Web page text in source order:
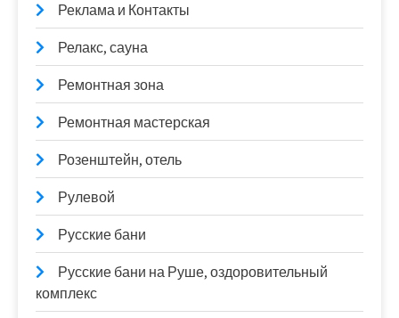
Реклама и Контакты
Релакс, сауна
Ремонтная зона
Ремонтная мастерская
Розенштейн, отель
Рулевой
Русские бани
Русские бани на Руше, оздоровительный
комплекс